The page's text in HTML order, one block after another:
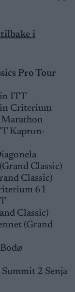
i
Pro Tour
ITT
Criterium
Marathon
Kapron-
Classic)
Classic)
61
Classic)
(Grand
2 Senja